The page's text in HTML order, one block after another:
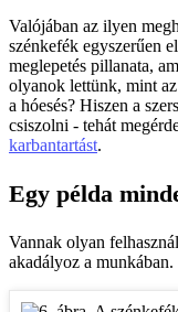
Valójában az ilyen
szénkefék egyszerűen
meglepetés pillanata,
olyanok lettünk, mint
a hóesés? Hiszen a
csiszolni - tehát
karbantartást.
Egy példa
Vannak olyan
akadályoz a munkában.